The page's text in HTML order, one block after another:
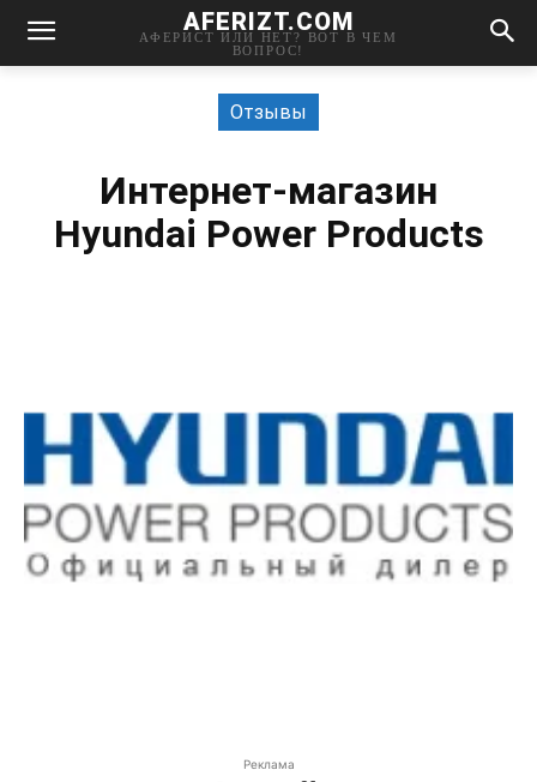
AFERIZT.COM
АФЕРИСТ ИЛИ НЕТ? ВОТ В ЧЕМ
ВОПРОС!
Отзывы
Интернет-магазин
Hyundai Power Products
Реклама